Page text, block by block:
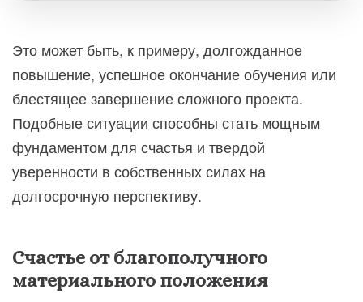
Это может быть, к примеру, долгожданное
повышение, успешное окончание обучения или
блестящее завершение сложного проекта.
Подобные ситуации способны стать мощным
фундаментом для счастья и твердой
уверенности в собственных силах на
долгосрочную перспективу.
Счастье от благополучного
материального положения